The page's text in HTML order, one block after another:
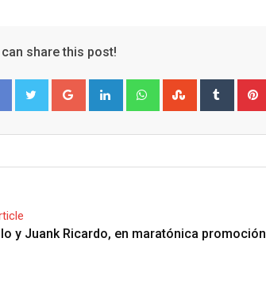
can share this post!
Google+ LinkedIn WhatsappStumbleUpon
Tumblr
y Juank Ricardo, en maratónica promoción